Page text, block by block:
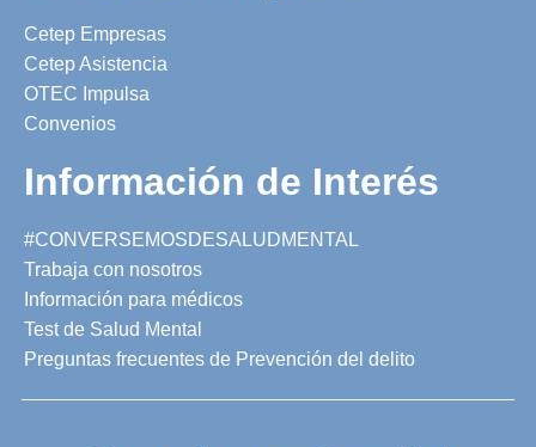
Cetep Empresas
Cetep Asistencia
OTEC Impulsa
Convenios
Información de Interés
#CONVERSEMOSDESALUDMENTAL
Trabaja con nosotros
Información para médicos
Test de Salud Mental
Preguntas frecuentes de Prevención del delito